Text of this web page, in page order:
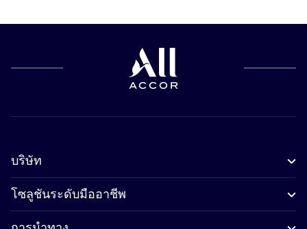
บริษัท
โซลูชันระดับมืออาชีพ